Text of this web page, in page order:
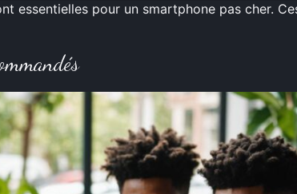
essentielles pour un smartphone pas cher.